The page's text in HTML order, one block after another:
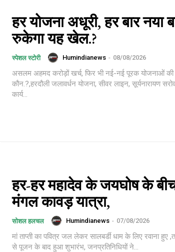
हर योजना अधूरी, हर बार
रुकेगा यह खेल.?
स्पेशल स्टोरी Humindianews - 08/08/2026
असलम अहमद करोड़ों खर्च, फिर भी नई-नई पूरक योजनाओं की जरूरत; आखिर जिम्मेदार
कौन.?,हरदौली जलावर्धन योजना, सीवर लाइन, सूर्यनारायण
कार्य...
हर-हर महादेव के जयघोष के
मंगल कावड़ यात्रा,
सोशल हलचल Humindianews - 07/08/2026
मां ताप्ती का पवित्र जल लेकर सालबर्डी धाम के लिए रवाना हुए
से पूजन के बाद हुआ शुभारंभ, जनप्रतिनिधियों ने...